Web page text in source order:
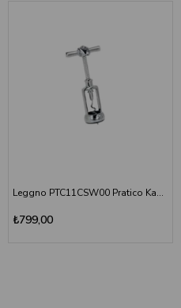
Leggno PTC11CSW00 Pratico Kanatlı Krom Tirbuşon
₺799,00